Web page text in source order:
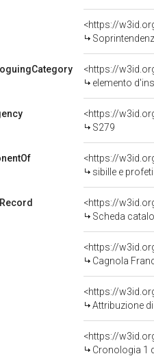
<https://
<https://
elemento
<https://
S279
<https://
sibille e
<https://
Scheda
<https://
Cagnola
<https://
Attribuzione
<https://
Cronologia 1